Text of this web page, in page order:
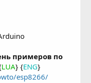
примеров по
LUA} {ENG}
esp8266/